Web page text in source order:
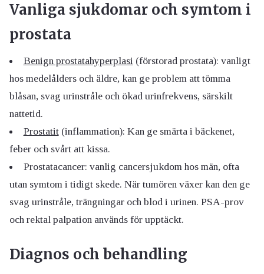
Vanliga sjukdomar och symtom i
prostata
Benign prostatahyperplasi(förstorad prostata): vanligt
hos medelålders och äldre, kan ge problem att tömma
blåsan, svag urinstråle och ökad urinfrekvens, särskilt
nattetid.
Prostatit(inflammation): Kan ge smärta i bäckenet,
feber och svårt att kissa.
Prostatacancer: vanlig cancersjukdom hos män, ofta
utan symtom i tidigt skede. När tumören växer kan den ge
svag urinstråle, trängningar och blod i urinen. PSA-prov
och rektal palpation används för upptäckt.
Diagnos och behandling